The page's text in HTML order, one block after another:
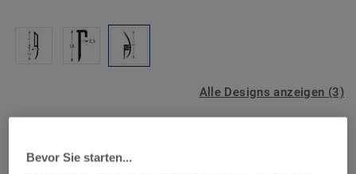
Alle Designs anzeigen (3)
PVC Dichtungsprofil - CAP3
Bevor Sie starten...